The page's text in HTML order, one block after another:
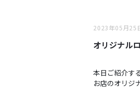
2023年05月25
オリジナル
本日ご紹介す
お店のオリジ